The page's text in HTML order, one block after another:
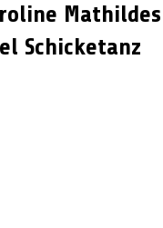
Mathildes
Schicketanz